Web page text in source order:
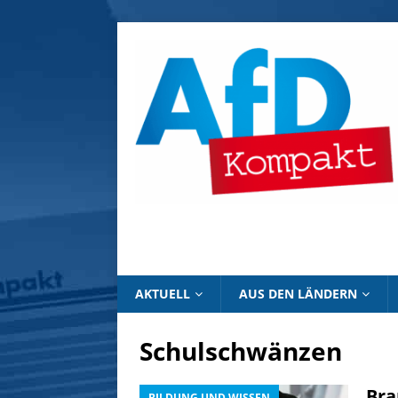
AKTUELL AUS DEN LÄNDERN
Schulschwänzen